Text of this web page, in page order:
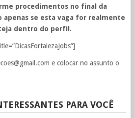
procedimentos no final da
apenas se esta vaga for realmente
dentro do perfil.
e colocar no assunto o
PARA VOCÊ